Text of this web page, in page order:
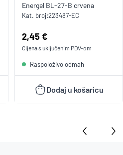
Energel BL-27-B crvena
Kat. broj:223487-EC
Cijena:
2,45 €
Cijena s uključenim PDV-om
Raspoloživo odmah
Dodaj u košaricu